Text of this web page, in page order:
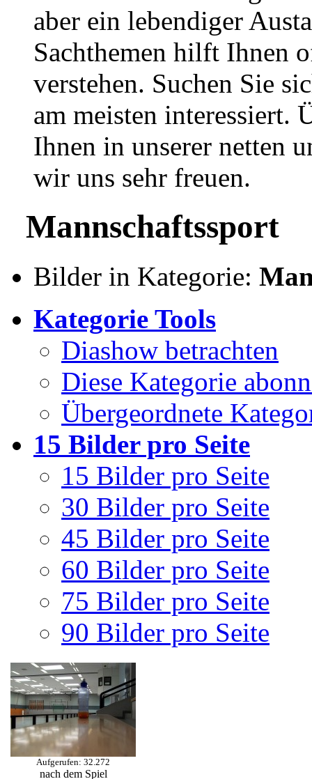
aber ein lebendiger
Sachthemen hilft Ihnen
verstehen. Suchen Sie
am meisten interessiert.
Ihnen in unserer netten
wir uns sehr freuen.
Mannschaftssport
Bilder in Kategorie:
Kategorie Tools
Diashow betrachten
Diese Kategorie
Übergeordnete
15 Bilder pro Seite
15 Bilder pro Seite
30 Bilder pro Seite
45 Bilder pro Seite
60 Bilder pro Seite
75 Bilder pro Seite
90 Bilder pro Seite
Aufgerufen: 32.272
nach dem Spiel